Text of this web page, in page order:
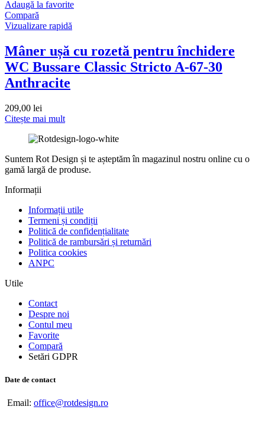
Adaugă la favorite
Compară
Vizualizare rapidă
Mâner ușă cu rozetă pentru închidere
WC Bussare Classic Stricto A-67-30
Anthracite
209,00 lei
Citește mai mult
Suntem Rot Design și te așteptăm în magazinul nostru online cu o
gamă largă de produse.
Informații
Informații utile
Termeni și condiții
Politică de confidențialitate
Politică de rambursări și returnări
Politica cookies
ANPC
Utile
Contact
Despre noi
Contul meu
Favorite
Compară
Setări GDPR
Date de contact
Email: office@rotdesign.ro